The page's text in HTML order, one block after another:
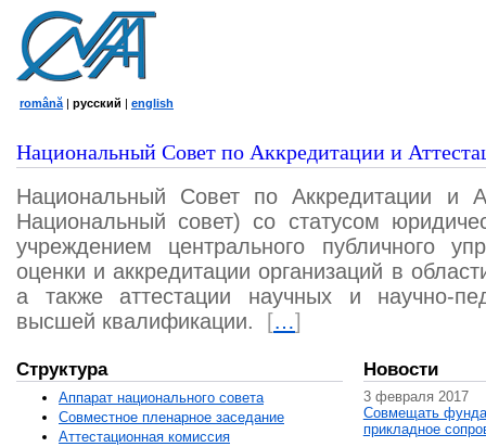
română | русский | english
Национальный Совет по Аккредитации и
Национальный Совет по Аккредитации и
Национальный совет) со статусом
учреждением центрального публичного
оценки и аккредитации организаций в
а также аттестации научных и научно-
высшей квалификации.
[…]
Структура
Аппарат национального совета
Совместное пленарное заседание
Аттестационная комисcия
Новости
3 февраля 2017
Совмещать
прикладное